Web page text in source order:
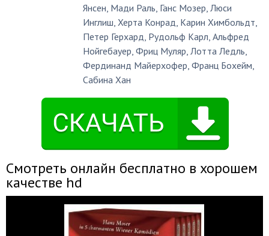
Янсен, Мади Раль, Ганс Мозер,Люси
Инглиш,Херта Конрад, Карин Химбольдт,
Петер Герхард, Рудольф Карл,Альфред
Нойгебауер,Фриц Муляр,Лотта Ледль,
Фердинанд Майерхофер,Франц Бохейм,
Сабина Хан
Смотреть онлайн бесплатно в хорошем
качестве hd